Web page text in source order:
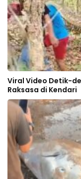
Viral Video Detik-
Raksasa di Kendari